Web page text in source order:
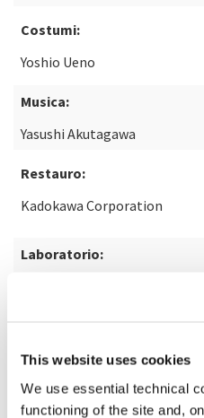
This website uses cookies
We use essential technical
functioning of the site and,
Costumi:
Yoshio Ueno
Musica:
Yasushi Akutagawa
Restauro:
Kadokawa Corporation
Laboratorio: